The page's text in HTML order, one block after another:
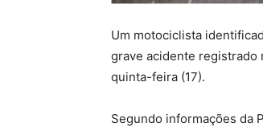
Um motociclista
grave acidente registrado
quinta-feira (17).
Segundo informações da